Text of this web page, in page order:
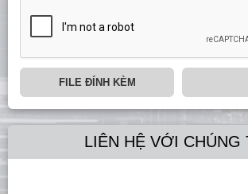
FILE ĐÍNH KÈM
LIÊN HỆ VỚI CHÚNG